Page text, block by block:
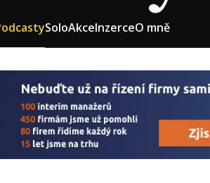
SoloAkceInzerceO mně
Role zakladatele/CEO
Růst firmy